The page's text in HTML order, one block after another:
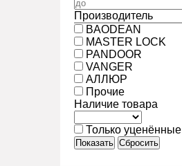
Производитель
BAODEAN
MASTER LOCK
PANDOOR
VANGER
АЛЛЮР
Прочие
Наличие товара
Только уценённые
Показать Сбросить